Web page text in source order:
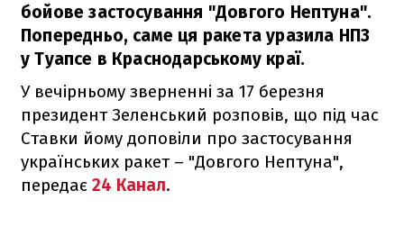
бойове застосування "Довгого Нептуна".
Попередньо, саме ця ракета уразила НПЗ
у Туапсе в Краснодарському краї.
У вечірньому зверненні за 17 березня
президент Зеленський розповів, що під час
Ставки йому доповіли про застосування
українських ракет – "Довгого Нептуна",
передає 24 Канал.